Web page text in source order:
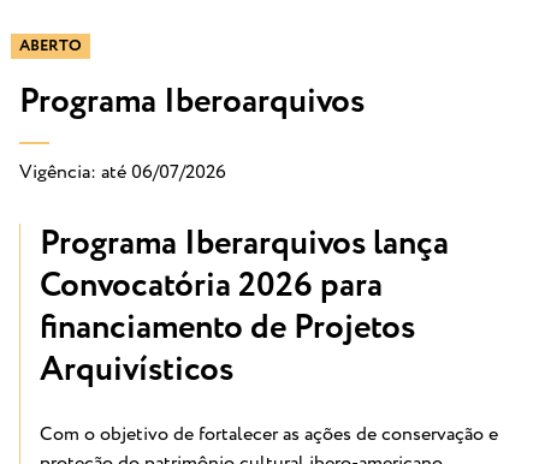
ABERTO
Programa Iberoarquivos
Vigência: até 06/07/2026
Programa Iberarquivos lança
Convocatória 2026 para
financiamento de Projetos
Arquivísticos
Com o objetivo de fortalecer as ações de conservação e